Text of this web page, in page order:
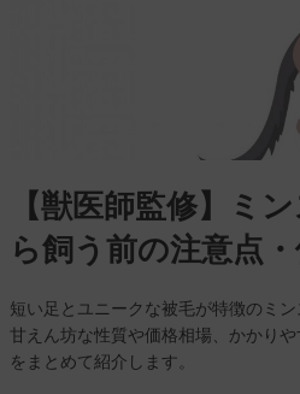
【獣医師監修】ミ
ら飼う前の注意点
短い足とユニークな被毛が特徴のミ
甘えん坊な性質や価格相場、かかり
をまとめて紹介します。